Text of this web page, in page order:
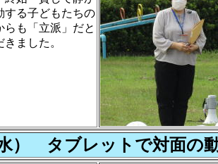
する子どもたちの
も「立派」だと
ました。
） タブレットで対面の